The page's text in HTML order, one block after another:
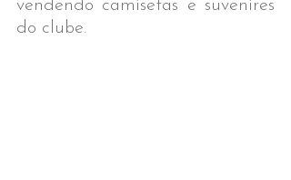
vendendo camisetas e suvenires
do clube.